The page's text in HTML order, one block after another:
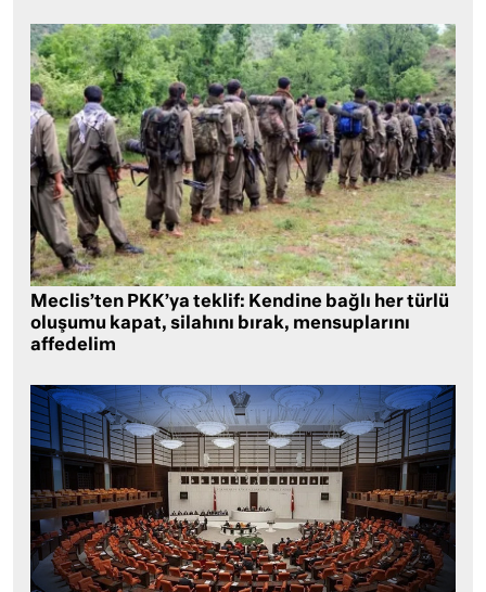
Meclis’ten PKK’ya teklif: Kendine bağlı her türlü
oluşumu kapat, silahını bırak, mensuplarını
affedelim